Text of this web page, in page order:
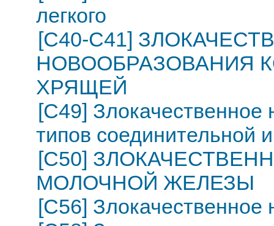
легкого
[C40-C41]
НОВООБРАЗОВАНИЯ
ХРЯЩЕЙ
[C49] Злокачественное
типов соединительной
[C50]
МОЛОЧНОЙ ЖЕЛЕЗЫ
[C56] Злокачественное